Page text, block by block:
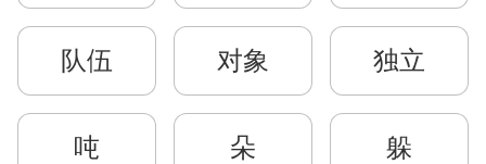
队伍 对象 独立
吨 朵 躲